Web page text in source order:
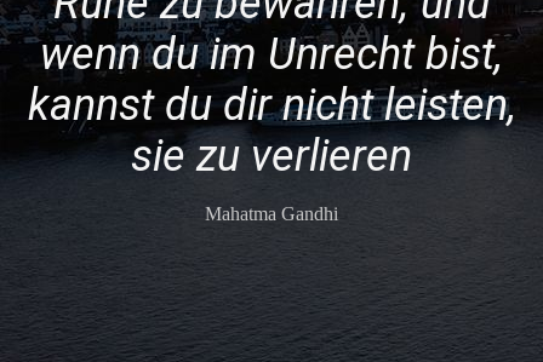
wenn du im Unrecht bist,
kannst du dir nicht leisten,
sie zu verlieren
Mahatma Gandhi